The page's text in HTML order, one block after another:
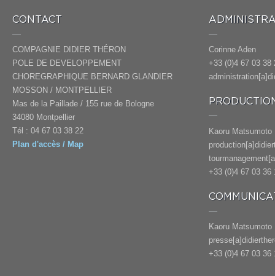
CONTACT
COMPAGNIE DIDIER THÉRON
POLE DE DEVELOPPEMENT
CHOREGRAPHIQUE BERNARD GLANDIER
MOSSON / MONTPELLIER
Mas de la Paillade / 155 rue de Bologne
34080 Montpellier
Tél : 04 67 03 38 22
Plan d'accès / Map
Corinne Aden
+33 (0)4 67 03 38
Kaoru Matsumoto
+33 (0)4 67 03 36
Kaoru Matsumoto
+33 (0)4 67 03 36